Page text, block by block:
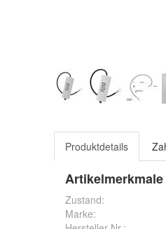
Produktdetails
Artikelmerkmale
Zustand:
Marke: